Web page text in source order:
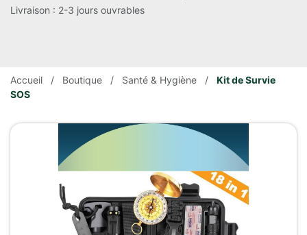
Livraison : 2-3 jours ouvrables
Accueil / Boutique / Santé & Hygiène /
Kit de Survie
SOS